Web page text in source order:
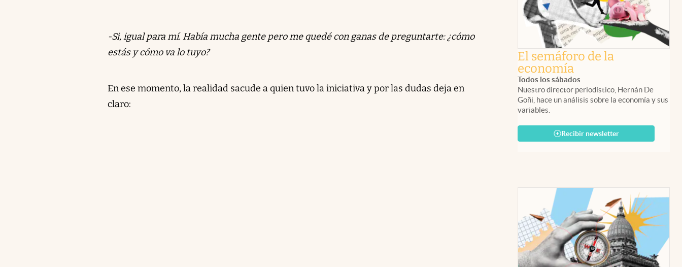
-Si, igual para mí. Había mucha gente pero me quedé con ganas de preguntarte: ¿cómo
estás y cómo va lo tuyo?
En ese momento, la realidad sacude a quien tuvo la iniciativa y por las dudas deja en
claro:
El semáforo de la
economía
Todos los sábados
Nuestro director periodístico, Hernán De
Goñi, hace un análisis sobre la economía y sus
variables.
Recibir newsletter